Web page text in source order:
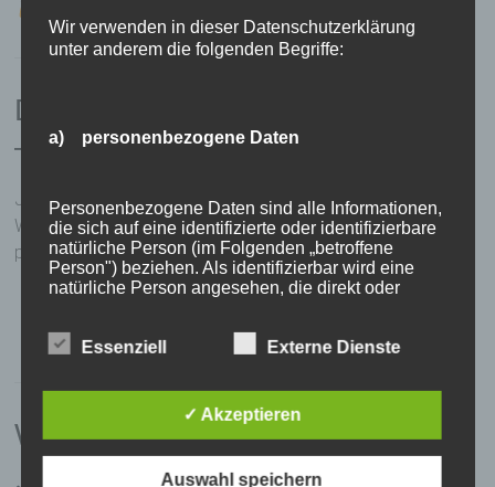
Dein Friseur in Rechberghausen
– persönliche Beratung
Jeder Mensch ist einzigartig – genau wie sein Haar.
Wir nehmen uns Zeit für dich und finden gemeinsam den
perfekten Look, abgestimmt auf:
Gesichtsform
Alltag & Stylingaufwand
Warum Uncut Life?
Wir verwenden in dieser Datenschutzerklärung
unter anderem die folgenden Begriffe:
a) personenbezogene Daten
Personenbezogene Daten sind alle Informationen,
die sich auf eine identifizierte oder identifizierbare
natürliche Person (im Folgenden „betroffene
Person") beziehen. Als identifizierbar wird eine
natürliche Person angesehen, die direkt oder
Kennnummer, zu Standortdaten, zu einer Online-
physischen, physiologischen, genetischen,
psychischen, wirtschaftlichen, kulturellen oder
sozialen Identität dieser natürlichen Person sind,
Essenziell Externe Dienste
✓ Akzeptieren
Auswahl speichern